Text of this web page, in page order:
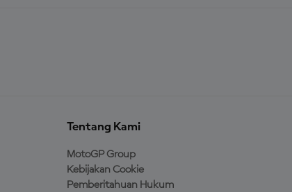
Tentang Kami
MotoGP Group
Kebijakan Cookie
Pemberitahuan Hukum